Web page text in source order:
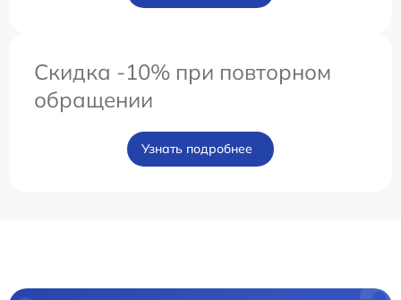
Скидка -10% при повторном
обращении
Узнать подробнее